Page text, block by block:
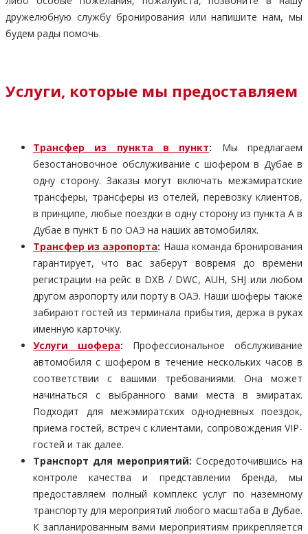
дружелюбную службу бронирования или напишите нам, мы
будем рады помочь.
Услуги, которые мы предоставляем
Трансфер из пункта в пункт: Мы предлагаем
безостановочное обслуживание с шофером в Дубае в
одну сторону. Заказы могут включать межэмиратские
трансферы, трансферы из отелей, перевозку клиентов,
в принципе, любые поездки в одну сторону из пункта А в
Дубае в пункт Б по ОАЭ на наших автомобилях.
Трансфер из аэропорта: Наша команда бронирования
гарантирует, что вас заберут вовремя до времени
регистрации на рейс в DXB / DWC, AUH, SHJ или любом
другом аэропорту или порту в ОАЭ. Наши шоферы также
забирают гостей из терминала прибытия, держа в руках
именную карточку.
Услуги шофера: Профессиональное обслуживание
автомобиля с шофером в течение нескольких часов в
соответствии с вашими требованиями. Она может
начинаться с выбранного вами места в эмиратах.
Подходит для межэмиратских однодневных поездок,
приема гостей, встреч с клиентами, сопровождения VIP-
гостей и так далее.
Транспорт для мероприятий: Сосредоточившись на
контроле качества и представлении бренда, мы
предоставляем полный комплекс услуг по наземному
транспорту для мероприятий любого масштаба в Дубае.
К запланированным вами мероприятиям прикрепляется